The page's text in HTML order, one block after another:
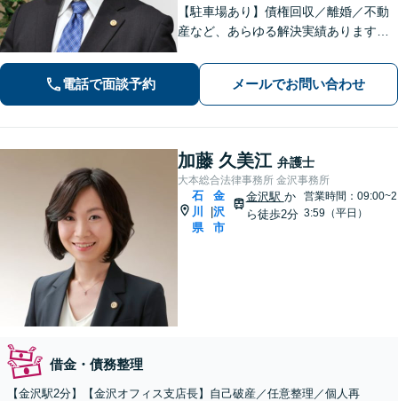
【駐車場あり】債権回収／離婚／不動
産など、あらゆる解決実績あります！
案します。個人事務所で手厚い対応◎
【完全個室】お困りの際はお早めにご
相談ください！
電話で面談予約 メールでお問い合わせ
加藤 久美江 弁護士
大本総合法律事務所 金沢事務所
石
川
県
金
沢
市
金沢駅 か
ら徒歩2分
営業時間：09:00~2
3:59（平日）
借金・債務整理
【金沢駅2分】【金沢オフィス支店長】自己破産／任意整理／個人再